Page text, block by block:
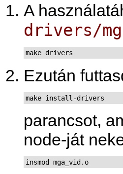
A
drivers/
make drivers
Ezután
make install-drivers
parancsot,
node-ját
insmod mga_vid.o